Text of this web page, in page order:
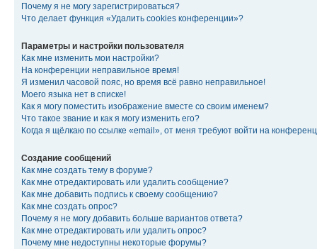
Почему я не могу зарегистрироваться?
Что делает функция «Удалить cookies конференции»?
Параметры и настройки пользователя
Как мне изменить мои настройки?
На конференции неправильное время!
Я изменил часовой пояс, но время всё равно неправильное!
Моего языка нет в списке!
Как я могу поместить изображение вместе со своим именем?
Что такое звание и как я могу изменить его?
Когда я щёлкаю по ссылке «email», от меня требуют войти на
Создание сообщений
Как мне создать тему в форуме?
Как мне отредактировать или удалить сообщение?
Как мне добавить подпись к своему сообщению?
Как мне создать опрос?
Почему я не могу добавить больше вариантов ответа?
Как мне отредактировать или удалить опрос?
Почему мне недоступны некоторые форумы?